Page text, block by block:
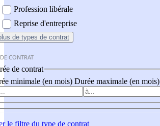
Profession libérale
Reprise d'entreprise
de types de contrat
CONTRAT
de contrat
minimale (en mois) Durée maximale (en mois)
le filtre du type de contrat